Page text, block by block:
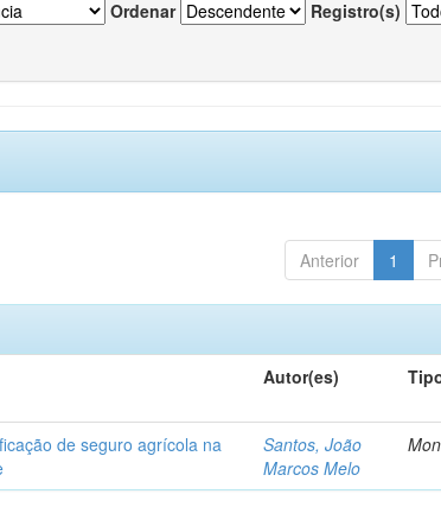
Ordenar Registro(s)
Anterior 1
Autor(es)
de seguro agrícola na
Santos, João
Marcos Melo